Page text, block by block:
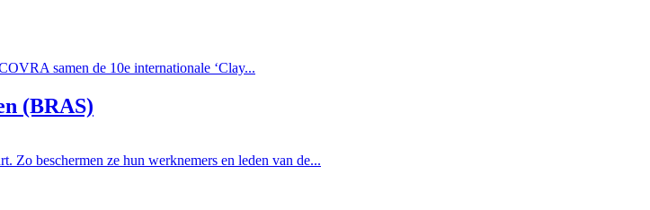
samen de 10e internationale ‘Clay...
(BRAS)
Zo beschermen ze hun werknemers en leden van de...